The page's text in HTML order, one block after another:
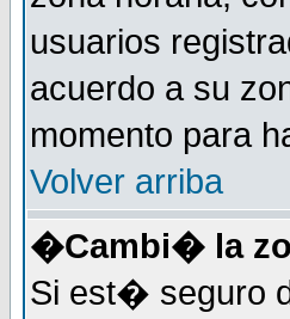
usuarios
acuerdo a su
momento para
Volver arriba
�Cambi� la
Si est� seguro